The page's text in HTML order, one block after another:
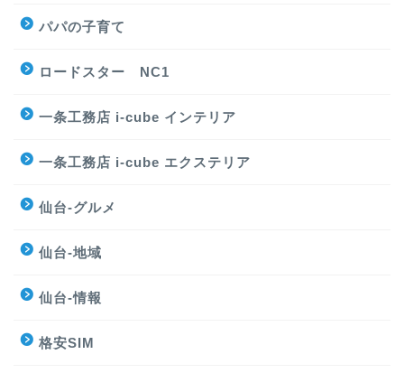
パパの子育て
ロードスター NC1
一条工務店 i-cube インテリア
一条工務店 i-cube エクステリア
仙台-グルメ
仙台-地域
仙台-情報
格安SIM